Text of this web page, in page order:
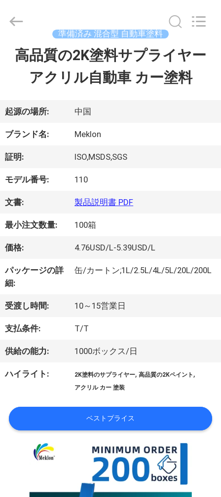
製
品
ビ
デ
オ
企
業
情
報
会
案
Technology
Co.,
All
Rights
準備済み 混合型 自動車塗料
高品質の2K塗料サプライヤー
アクリル自動車 カー塗料
起源の場所: 中国
ブランド名: Meklon
証明: ISO,MSDS,SGS
モデル番号: 110
文書: 製品説明書 PDF
最小注文数量: 100箱
価格: 4.76USD/L-5.39USD/L
パッケージの詳
細:
缶/カートン;1L/2.5L/4L/5L/20L/200L
受渡し時間: 10～15営業日
支払条件: T/T
供給の能力: 1000ボックス/日
ハイライト: 2K塗料のサプライヤー,高品質の2Kペイント ,
アクリル カー 塗装
ベストプライス